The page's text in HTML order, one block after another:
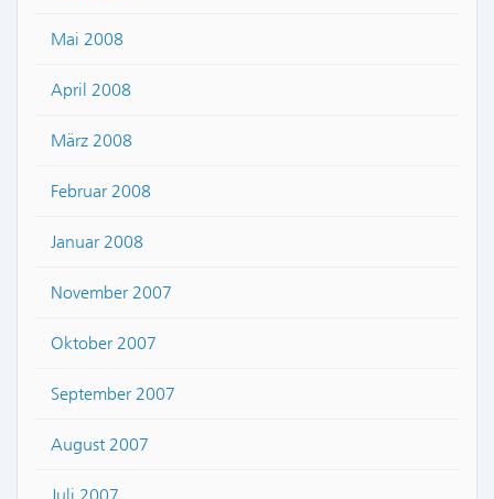
Mai 2008
April 2008
März 2008
Februar 2008
Januar 2008
November 2007
Oktober 2007
September 2007
August 2007